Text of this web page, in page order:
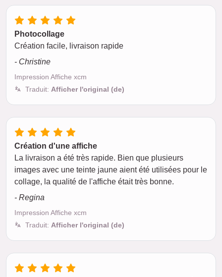
Photocollage
Création facile, livraison rapide
- Christine
Impression Affiche xcm
Traduit: Afficher l'original (de)
Création d'une affiche
La livraison a été très rapide. Bien que plusieurs
images avec une teinte jaune aient été utilisées pour le
collage, la qualité de l'affiche était très bonne.
- Regina
Impression Affiche xcm
Traduit: Afficher l'original (de)